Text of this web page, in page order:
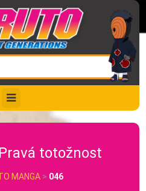
totožnost
MANGA > 046